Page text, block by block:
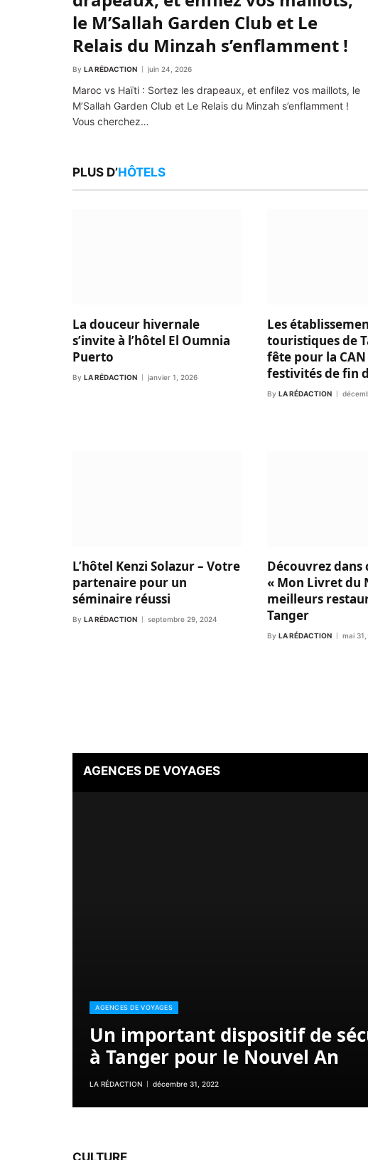
le M’Sallah Garden Club et Le
Relais du Minzah s’enflamment !
By LA RÉDACTION juin 24, 2026
Maroc vs Haïti : Sortez les drapeaux, et enfilez vos maillots, le
M’Sallah Garden Club et Le Relais du Minzah s’enflamment !
Vous cherchez…
PLUS D’HÔTELS
La douceur hivernale
s’invite à l’hôtel El Oumnia
Puerto
By LA RÉDACTION janvier 1, 2026
Les
touristiques de
fête pour la
festivités de fin
By LA RÉDACTION
L’hôtel Kenzi Solazur – Votre
partenaire pour un
séminaire réussi
By LA RÉDACTION septembre 29, 2024
Découvrez dans
« Mon Livret du
meilleurs
Tanger
By LA RÉDACTION mai
AGENCES DE VOYAGES
AGENCES DE VOYAGES
Un important dispositif de
à Tanger pour le Nouvel An
LA RÉDACTION décembre 31, 2022
CULTURE